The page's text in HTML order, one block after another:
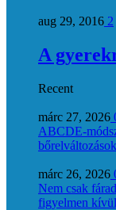
aug 29, 2016 2
A
Recent
márc 27, 2026
márc 26, 2026
Nem csak
figyelmen